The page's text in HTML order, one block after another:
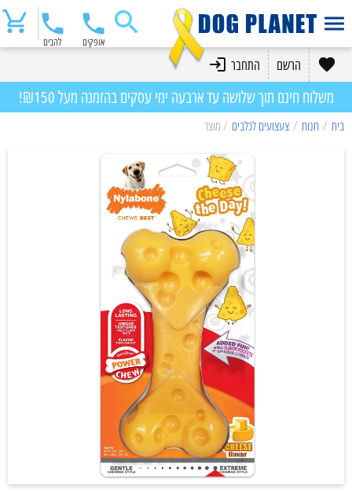
אופקים להבים
הרשם התחבר
משלוח חינם תוך שלושה עד ארבעה ימי עסקים בהזמנה מעל ₪150!
בית / חנות / צעצועים לכלבים / מוצר